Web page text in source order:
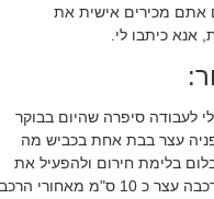
אתם מכירים אישית את
אנא כיתבו לי.
לעבודה סיפרה שהיום בבוקר
עצר בבת אחת בכביש מה
בלימת חירום ולהפעיל את
הABS. רכבה עצר כ 10 ס"מ מאחורי הרכב